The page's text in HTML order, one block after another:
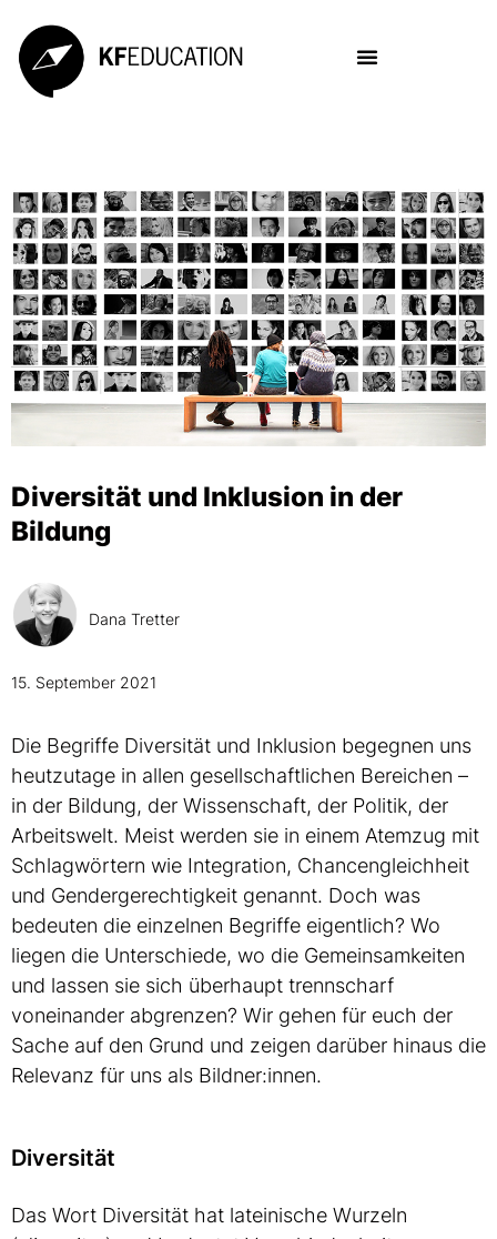
Diversität und Inklusion in der
Bildung
Dana Tretter
15. September 2021
Die Begriffe Diversität und Inklusion begegnen uns
heutzutage in allen gesellschaftlichen Bereichen –
in der Bildung, der Wissenschaft, der Politik, der
Arbeitswelt. Meist werden sie in einem Atemzug mit
Schlagwörtern wie Integration, Chancengleichheit
und Gendergerechtigkeit genannt. Doch was
bedeuten die einzelnen Begriffe eigentlich? Wo
liegen die Unterschiede, wo die Gemeinsamkeiten
und lassen sie sich überhaupt trennscharf
voneinander abgrenzen? Wir gehen für euch der
Sache auf den Grund und zeigen darüber hinaus die
Relevanz für uns als Bildner:innen.
Diversität
Das Wort Diversität hat lateinische Wurzeln